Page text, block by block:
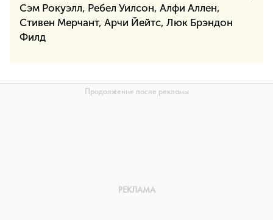
Сэм Рокуэлл, Ребел Уилсон, Алфи Аллен,
Стивен Мерчант, Арчи Йейтс, Люк Брэндон
Филд